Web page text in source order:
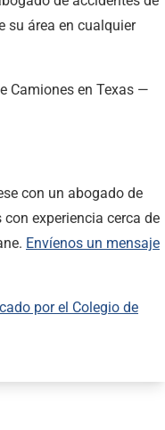
su área en cualquier
Camiones en Texas —
con un abogado de
experiencia cerca de
Envíenos un mensaje
por el Colegio de